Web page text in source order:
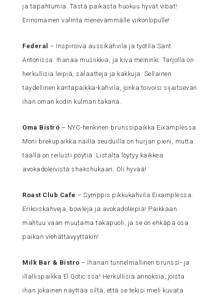
ja tapahtumia. Tästä paikasta huokuu hyvät vibat!
Erinomainen valinta menevämmälle viikonlopulle!
Federal
– Inspiroiva aussikahvila ja työtila Sant
Antonissa. Ihanaa musiikkia, ja kiva meininki. Tarjolla on
herkullisia leipiä, salaatteja ja kakkuja. Sellainen
täydellinen kantapaikka-kahvila, jonka toivoisi sijaitsevan
ihan oman kodin kulman takana.
Oma Bistró – NYC-henkinen brunssipaikka Eixamplessa.
Moni brekupaikka näillä seuduilla on hurjan pieni, mutta
täällä on reilusti pöytiä. Listalta löytyy kaikkea
avokadoleivistä shakshukaan. Oli hyvää!
Roast Club Cafe – Symppis pikkukahvila Eixamplessa.
Erikoiskahveja, bowleja ja avokadoleipiä! Paikkaan
mahtuu vaan muutama takapuoli, ja se on ehkäpä osa
paikan viehättävyyttäkin!
Milk Bar & Bistro – Ihanan tunnelmallinen brunssi- ja
illallispaikka El Gotic:ssa! Herkullisia annoksia, joista
ihan jokainen näyttää siltä, että se tekisi mieli kuvata